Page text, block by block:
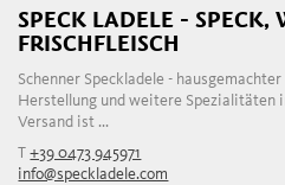
SPECK LADELE - SPECK,
FRISCHFLEISCH
Schenner Speckladele -
Herstellung und weitere Spezialitäten
Versand ist ...
T+39 0473 945971
info@speckladele.com